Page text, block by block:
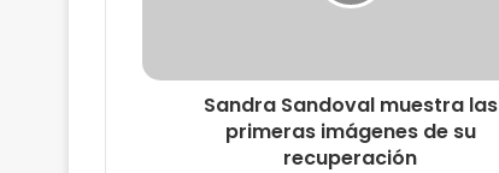
Sandra Sandoval muestra las
primeras imágenes de su
recuperación